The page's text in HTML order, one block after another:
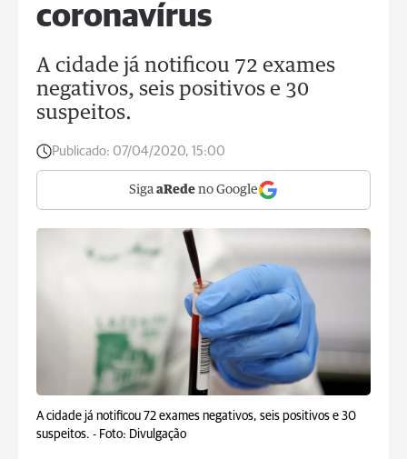
coronavírus
A cidade já notificou 72 exames
negativos, seis positivos e 30
suspeitos.
Publicado: 07/04/2020, 15:00
Siga aRede no Google
A cidade já notificou 72 exames negativos, seis positivos e 30
suspeitos. - Foto: Divulgação